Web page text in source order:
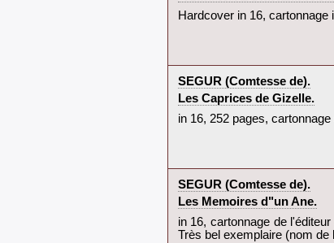
‎Hardcover in 16, cartonnage
‎SEGUR (Comtesse de).‎
‎Les Caprices de Gizelle.‎
‎in 16, 252 pages,
‎SEGUR (Comtesse de).‎
‎Les Memoires d"un Ane.‎
‎in 16, cartonnage de
Très bel exemplaire (nom